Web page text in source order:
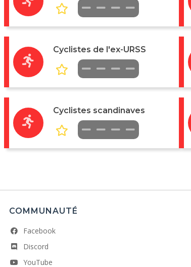
Cyclistes de l'ex-URSS
Cyclistes scandinaves
COMMUNAUTÉ
Facebook
Discord
YouTube